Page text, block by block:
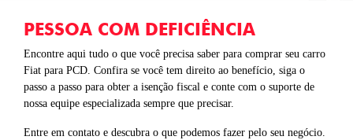
PESSOA COM DEFICIÊNCIA
Encontre aqui tudo o que você precisa saber para comprar seu carro
Fiat para PCD. Confira se você tem direito ao benefício, siga o
passo a passo para obter a isenção fiscal e conte com o suporte de
nossa equipe especializada sempre que precisar.​
Entre em contato e descubra o que podemos fazer pelo seu negócio.